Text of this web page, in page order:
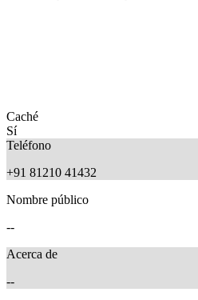
Caché
Sí
Teléfono
+91 81210 41432
Nombre público
--
Acerca de
--